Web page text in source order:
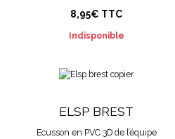
8,95€ TTC
Indisponible
ELSP BREST
Ecusson en PVC 3D de l’équipe